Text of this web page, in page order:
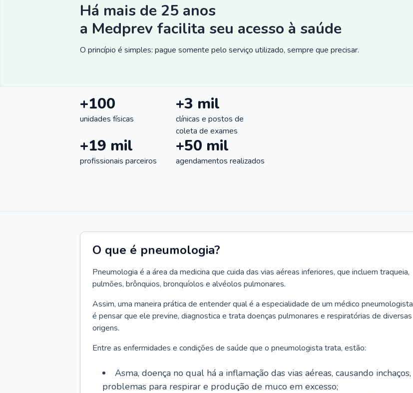
Há mais de 25 anos
a Medprev facilita seu acesso à saúde
O princípio é simples: pague somente pelo serviço utilizado, sempre que precisar.
+100
unidades físicas
+3 mil
clínicas e postos de
coleta de exames
+19 mil
profissionais parceiros
+50 mil
agendamentos realizados
O que é pneumologia?
Pneumologia é a área da medicina que cuida das vias aéreas inferiores, que incluem traqueia,
pulmões, brônquios, bronquíolos e alvéolos pulmonares.
Assim, uma maneira prática de entender qual é a especialidade de um médico pneumologista
é pensar que ele previne, diagnostica e trata doenças pulmonares e respiratórias de diversas
origens.
Entre as enfermidades e condições de saúde que o pneumologista trata, estão:
Asma, doença no qual há a inflamação das vias aéreas, causando inchaços,
problemas para respirar e produção de muco em excesso;